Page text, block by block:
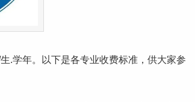
.学年。以下是各专业收费标准 ，供大家参